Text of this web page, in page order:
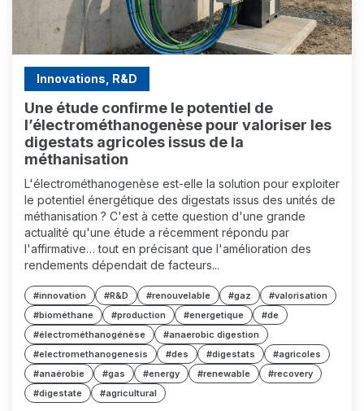
Innovations, R&D
Une étude confirme le potentiel de
l’électrométhanogenèse pour valoriser les
digestats agricoles issus de la
méthanisation
L'électrométhanogenèse est-elle la solution pour exploiter
le potentiel énergétique des digestats issus des unités de
méthanisation ? C'est à cette question d'une grande
actualité qu'une étude a récemment répondu par
l'affirmative… tout en précisant que l'amélioration des
rendements dépendait de facteurs...
#innovation #R&D #renouvelable #gaz
#valorisation
#biométhane
#production #energetique
#de
#électrométhanogénèse
#anaerobic digestion
#electromethanogenesis
#des #digestats
#agricoles
#anaérobie
#gas #energy #renewable
#recovery
#digestate
#agricultural